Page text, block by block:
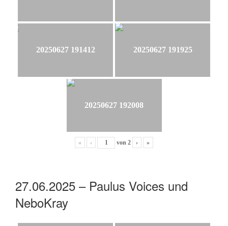
20250627 191412 20250627 191925
20250627 192008
« ‹ von 2 › »
27.06.2025 – Paulus Voices und
NeboKray